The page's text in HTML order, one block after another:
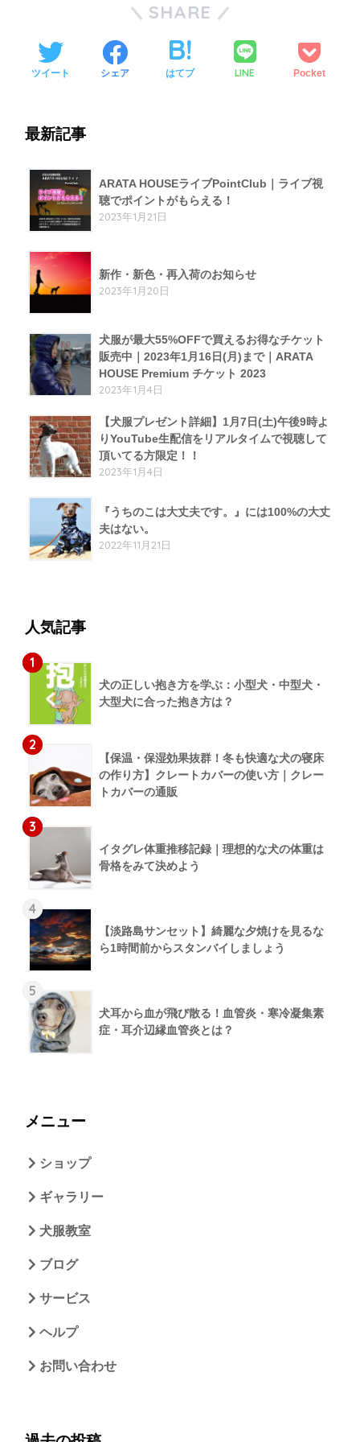
SHARE
ツイート シェア はてブ LINE Pocket
最新記事
ARATA HOUSEライブPointClub｜ライブ視
聴でポイントがもらえる！
2023年1月21日
新作・新色・再入荷のお知らせ
2023年1月20日
犬服が最大55%OFFで買えるお得なチケット
販売中｜2023年1月16日(月)まで｜ARATA
HOUSE Premium チケット 2023
2023年1月4日
【犬服プレゼント詳細】1月7日(土)午後9時よ
りYouTube生配信をリアルタイムで視聴して
頂いてる方限定！！
2023年1月4日
『うちのこは大丈夫です。』には100%の大丈
夫はない。
2022年11月21日
人気記事
1
犬の正しい抱き方を学ぶ：小型犬・中型犬・
大型犬に合った抱き方は？
2
【保温・保湿効果抜群！冬も快適な犬の寝床
の作り方】クレートカバーの使い方｜クレー
トカバーの通販
3
イタグレ体重推移記録｜理想的な犬の体重は
骨格をみて決めよう
4
【淡路島サンセット】綺麗な夕焼けを見るな
ら1時間前からスタンバイしましょう
5
犬耳から血が飛び散る！血管炎・寒冷凝集素
症・耳介辺縁血管炎とは？
メニュー
ショップ
ギャラリー
犬服教室
ブログ
サービス
ヘルプ
お問い合わせ